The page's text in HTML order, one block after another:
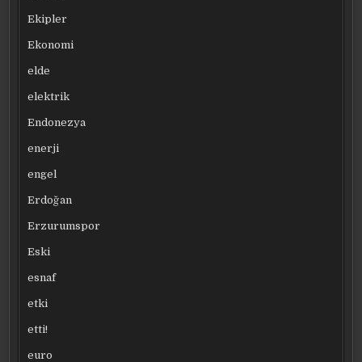
Ekipler
Ekonomi
elde
elektrik
Endonezya
enerji
engel
Erdoğan
Erzurumspor
Eski
esnaf
etki
etti!
euro